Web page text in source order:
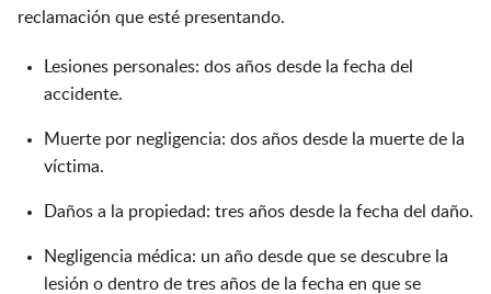
reclamación que esté presentando.
Lesiones personales: dos años desde la fecha del
accidente.
Muerte por negligencia: dos años desde la muerte de la
víctima.
Daños a la propiedad: tres años desde la fecha del daño.
Negligencia médica: un año desde que se descubre la
lesión o dentro de tres años de la fecha en que se